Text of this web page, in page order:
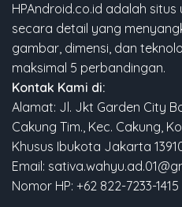
HPAndroid.co.id adalah
secara detail yang
gambar, dimensi, dan
maksimal 5 perbandingan.
Kontak Kami di:
Alamat: Jl. Jkt Garden City
Cakung Tim., Kec. Cakung,
Khusus Ibukota Jakarta
Email:
Nomor HP: +62 822-7233-1415